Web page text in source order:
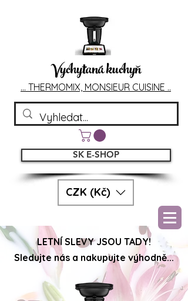
Vychytaná kuchyň
... THERMOMIX, MONSIEUR CUISINE ..
CZK (Kč)
SK E-SHOP
LETNÍ SLEVY JSOU TADY!
Sledujte nás a nakupujte výhodně...